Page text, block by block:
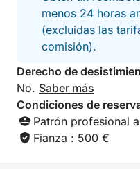
menos 24 horas
(excluidas las
comisión).
Derecho de
No. Saber más
Condiciones de
Patrón profesional
Fianza : 500 €